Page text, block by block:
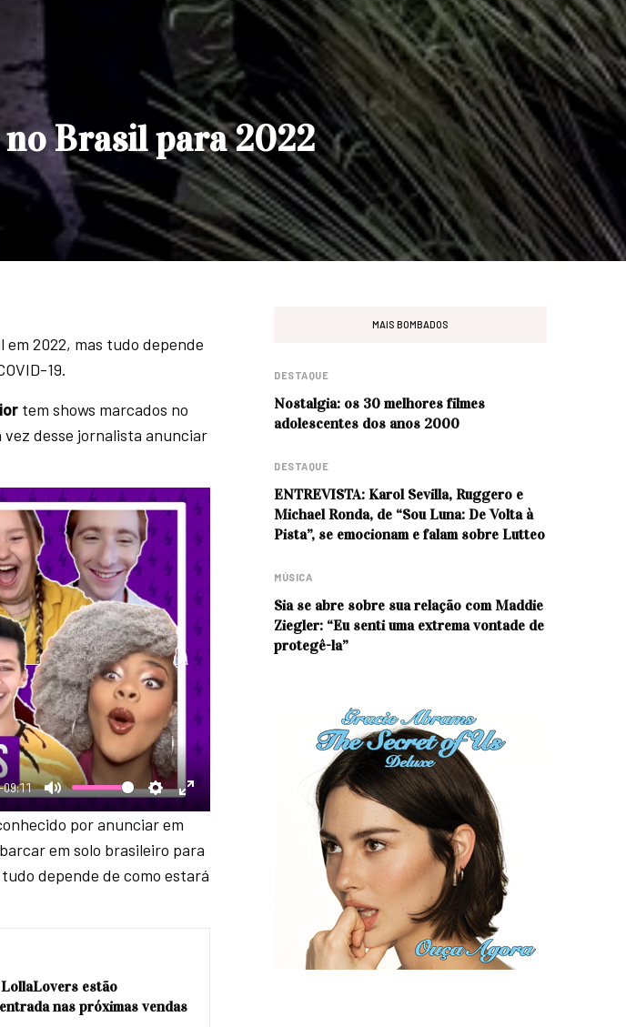
Brasil para 2022
2022, mas tudo depende
19.
tem shows marcados no
vez desse jornalista anunciar
09:11
M
u
S
e
s
E
l
por anunciar em
em solo brasileiro para
depende de como estará
estão
nas próximas vendas
MAIS BOMBADOS
DESTAQUE
Nostalgia: os 30 melhores filmes
adolescentes dos anos 2000
DESTAQUE
ENTREVISTA: Karol Sevilla, Ruggero e
Michael Ronda, de “Sou Luna: De Volta à
Pista”, se emocionam e falam sobre Lutteo
MÚSICA
Sia se abre sobre sua relação com Maddie
Ziegler: “Eu senti uma extrema vontade de
protegê-la”